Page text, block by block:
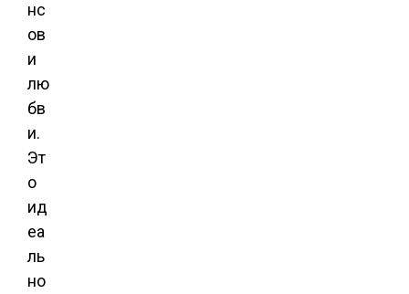
нс
ов
и
лю
бв
и.
Эт
о
ид
еа
ль
но